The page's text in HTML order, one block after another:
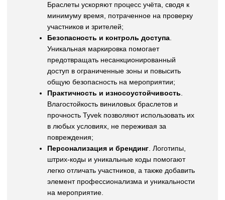
Браслеты ускоряют процесс учёта, сводя к
минимуму время, потраченное на проверку
участников и зрителей;
Безопасность и контроль доступа.
Уникальная маркировка помогает
предотвращать несанкционированный
доступ в ограниченные зоны и повысить
общую безопасность на мероприятии;
Практичность и износоустойчивость.
Влагостойкость виниловых браслетов и
прочность Tyvek позволяют использовать их
в любых условиях, не переживая за
повреждения;
Персонализация и брендинг. Логотипы,
штрих-коды и уникальные коды помогают
легко отличать участников, а также добавить
элемент профессионализма и уникальности
на мероприятие.